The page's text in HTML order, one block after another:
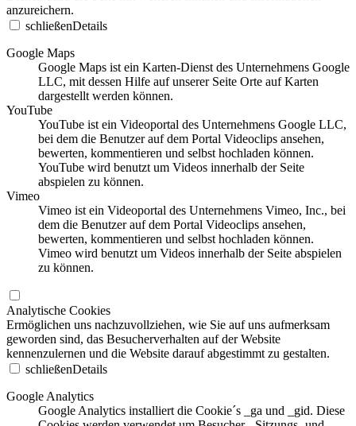
anzureichern.
schließenDetails
Google Maps
Google Maps ist ein Karten-Dienst des Unternehmens Google
LLC, mit dessen Hilfe auf unserer Seite Orte auf Karten
dargestellt werden können.
YouTube
YouTube ist ein Videoportal des Unternehmens Google LLC,
bei dem die Benutzer auf dem Portal Videoclips ansehen,
bewerten, kommentieren und selbst hochladen können.
YouTube wird benutzt um Videos innerhalb der Seite
abspielen zu können.
Vimeo
Vimeo ist ein Videoportal des Unternehmens Vimeo, Inc., bei
dem die Benutzer auf dem Portal Videoclips ansehen,
bewerten, kommentieren und selbst hochladen können.
Vimeo wird benutzt um Videos innerhalb der Seite abspielen
zu können.
Analytische Cookies
Ermöglichen uns nachzuvollziehen, wie Sie auf uns aufmerksam
geworden sind, das Besucherverhalten auf der Website
kennenzulernen und die Website darauf abgestimmt zu gestalten.
schließenDetails
Google Analytics
Google Analytics installiert die Cookie´s _ga und _gid. Diese